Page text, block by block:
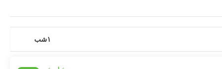
فاموسا، بقایای یک قلعه پرتغالی قرن شانزدهمی، ادامه دهید. با
دیواری پر جنب و جوش و خانه‌های سنتی بابا-نیونیا (پراناکان)
برنجی مرغ، ساتای چلوپ (سیخ‌های کباب که در قابلمه مشترک سس
عصرها، بازار شبانه جونکر واک (جمعه تا یکشنبه) با غرفه‌های غذای
۱شب